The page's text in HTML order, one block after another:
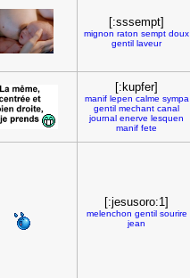
[:sssempt]
mignon raton sempt doux
gentil laveur
[:kupfer]
manif lepen calme sympa
gentil mechant canal
journal enerve lesquen
manif fete
[:jesusoro:1]
melenchon gentil sourire
jean